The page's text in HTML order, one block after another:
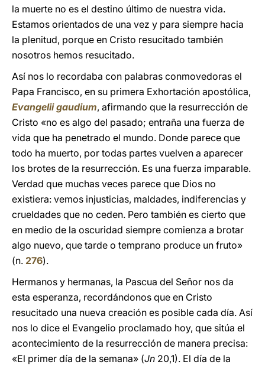
la muerte no es el destino último de nuestra vida.
Estamos orientados de una vez y para siempre hacia
la plenitud, porque en Cristo resucitado también
nosotros hemos resucitado.
Así nos lo recordaba con palabras conmovedoras el
Papa Francisco, en su primera Exhortación apostólica,
Evangelii gaudium, afirmando que la resurrección de
Cristo «no es algo del pasado; entraña una fuerza de
vida que ha penetrado el mundo. Donde parece que
todo ha muerto, por todas partes vuelven a aparecer
los brotes de la resurrección. Es una fuerza imparable.
Verdad que muchas veces parece que Dios no
existiera: vemos injusticias, maldades, indiferencias y
crueldades que no ceden. Pero también es cierto que
en medio de la oscuridad siempre comienza a brotar
algo nuevo, que tarde o temprano produce un fruto»
(n. 276).
Hermanos y hermanas, la Pascua del Señor nos da
esta esperanza, recordándonos que en Cristo
resucitado una nueva creación es posible cada día. Así
nos lo dice el Evangelio proclamado hoy, que sitúa el
acontecimiento de la resurrección de manera precisa:
«El primer día de la semana» (Jn 20,1). El día de la